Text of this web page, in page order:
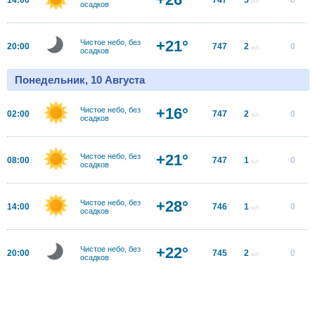
осадков
20:00
Чистое небо, без
осадков
+21° 747 2 м/с 0
Понедельник, 10 Августа
02:00
Чистое небо, без
осадков
+16° 747 2 м/с 0
08:00
Чистое небо, без
осадков
+21° 747 1 м/с 0
14:00
Чистое небо, без
осадков
+28° 746 1 м/с 0
20:00
Чистое небо, без
осадков
+22° 745 2 м/с 0